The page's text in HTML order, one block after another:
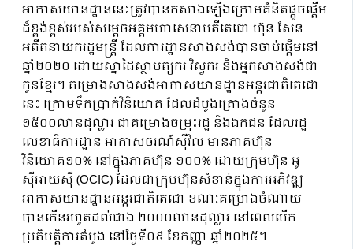
អាកាសយានដ្ឋាននេះត្រូវបានកសាងឡើងក្រោមគំនិតផ្តួចផ្តើម
ដ៏ខ្ពង់ខ្ពស់របស់សម្តេចអគ្គមហាសេនាបតីតេជោ ហ៊ុន សែន
អតីតនាយករដ្ឋមន្រ្តី ដែលការដ្ឋានសាងសង់បានចាប់ផ្តើមនៅ
ឆ្នាំ២០២០ ដោយស្នាដៃស្ថាបត្យករ វិស្វករ និងអ្នកសាងសង់ជា
កូនខ្មែរ។ គម្រោងសាងសង់អាកាសយានដ្ឋានអន្តរជាតិតេជោ
នេះ ក្រោមទឹកប្រាក់វិនិយោគ ដែលដំបូងគ្រោងចំនួន
១៥០០លានដុល្លារ ជាគម្រោងចម្រុះរដ្ឋ និងឯកជន ដែលរដ្ឋ
លេខាធិការដ្ឋាន អាកាសចរណ៍ស៊ីវិល មានភាគហ៊ុន
វិនិយោគ១០% នៅក្នុងភាគហ៊ុន ១០០% ដោយក្រុមហ៊ុន អូ
ស៊ីអាយស៊ី (OCIC) ដែលជាក្រុមហ៊ុនសំខាន់ក្នុងការអភិវឌ្ឍ
អាកាសយានដ្ឋានអន្តរជាតិតេជោ ខណៈគម្រោងចំណាយ
បានកើនរហូតដល់ជាង ២០០០លានដុល្លារ នៅពេលបើក
ប្រតិបត្តិការតំបូង នៅថ្ងៃទី០៩ ខែកញ្ញា ឆ្នាំ២០២៥។